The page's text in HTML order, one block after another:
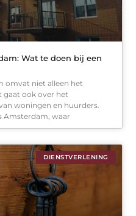
Wat te doen bij een
omvat niet alleen het
gaat ook over het
woningen en huurders.
Amsterdam, waar
DIENSTVERLENING